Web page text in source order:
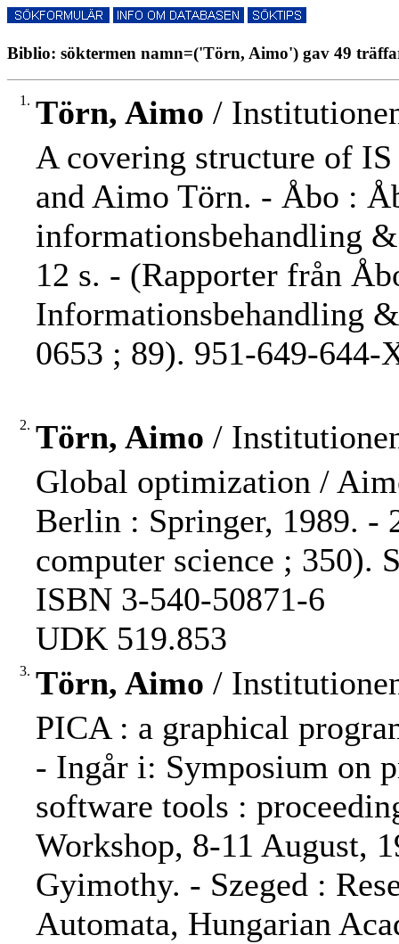
Biblio: söktermen namn=('Törn, Aimo') gav 49
1. Törn, Aimo /
A covering structure of
and Aimo Törn. - Åbo :
informationsbehandling
12 s. - (Rapporter från
Informationsbehandling
0653 ; 89). 951-649-644-
2. Törn, Aimo /
Global optimization /
Berlin : Springer, 1989. -
computer science ; 350).
ISBN 3-540-50871-6
UDK 519.853
3. Törn, Aimo /
PICA : a graphical
- Ingår i: Symposium on
software tools :
Workshop, 8-11 August,
Gyimothy. - Szeged :
Automata, Hungarian